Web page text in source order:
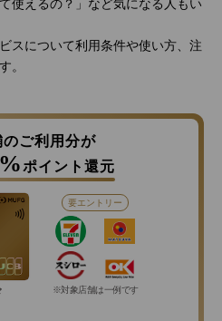
使えるの？」など気になる人もい
スについて利用条件や使い方、注
。
ご利用分が
ポイント還元
要エントリー
※対象店舗は一例です